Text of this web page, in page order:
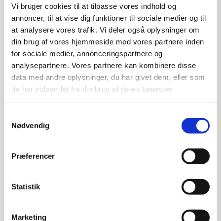
Vi bruger cookies til at tilpasse vores indhold og
annoncer, til at vise dig funktioner til sociale medier og til
at analysere vores trafik. Vi deler også oplysninger om
din brug af vores hjemmeside med vores partnere inden
for sociale medier, annonceringspartnere og
analysepartnere. Vores partnere kan kombinere disse
data med andre oplysninger, du har givet dem, eller som
de har indsamlet fra din brug af deres tjenester.
Nødvendig
Præferencer
Statistik
Marketing